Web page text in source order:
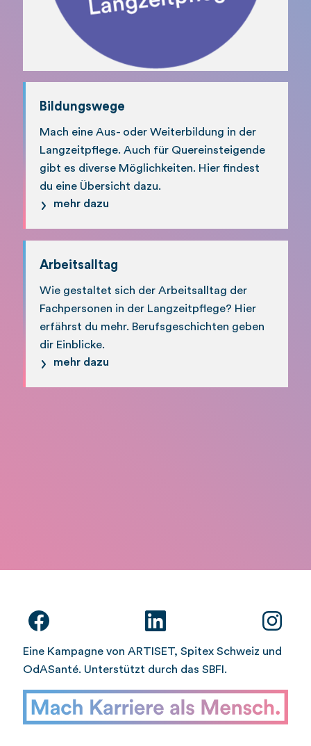
Bildungswege
Mach eine Aus- oder Weiterbildung in der
Langzeitpflege. Auch für Quereinsteigende
gibt es diverse Möglichkeiten. Hier findest
du eine Übersicht dazu.
mehr dazu
Arbeitsalltag
Wie gestaltet sich der Arbeitsalltag der
Fachpersonen in der Langzeitpflege? Hier
erfährst du mehr. Berufsgeschichten geben
dir Einblicke.
mehr dazu
Eine Kampagne von ARTISET, Spitex Schweiz und
OdASanté. Unterstützt durch das SBFI.